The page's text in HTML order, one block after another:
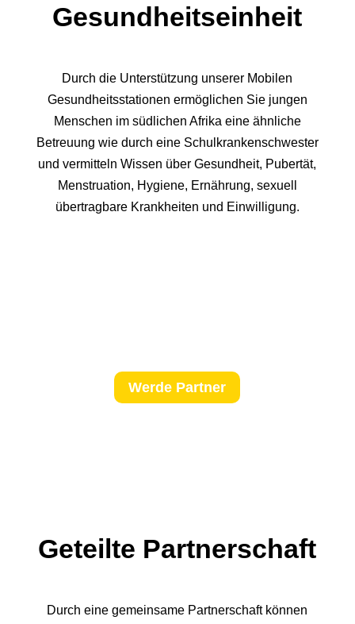
Gesundheitseinheit
Durch die Unterstützung unserer Mobilen
Gesundheitsstationen ermöglichen Sie jungen
Menschen im südlichen Afrika eine ähnliche
Betreuung wie durch eine Schulkrankenschwester
und vermitteln Wissen über Gesundheit, Pubertät,
Menstruation, Hygiene, Ernährung, sexuell
übertragbare Krankheiten und Einwilligung.
Werde Partner
Geteilte Partnerschaft
Durch eine gemeinsame Partnerschaft können